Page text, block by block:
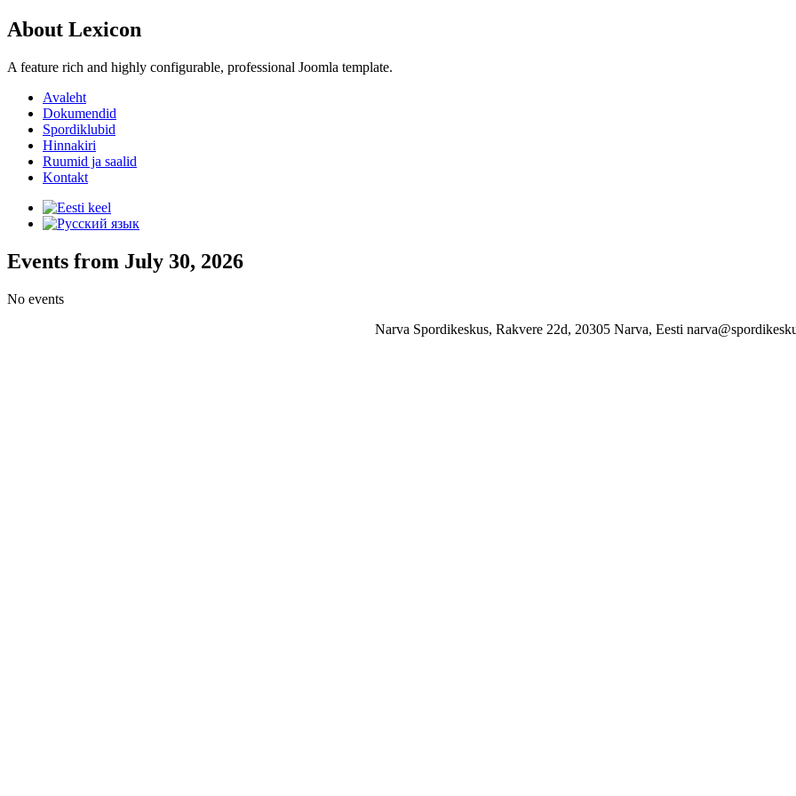
About Lexicon
A feature rich and highly configurable, professional Joomla template.
Avaleht
Dokumendid
Spordiklubid
Hinnakiri
Ruumid ja saalid
Kontakt
Events from July 30, 2026
No events
Narva Spordikeskus, Rakvere 22d, 20305 Narva, Eesti